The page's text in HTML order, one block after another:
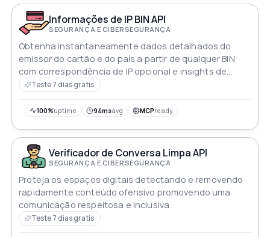
Informações de IP BIN API
SEGURANÇA E CIBERSEGURANÇA
Obtenha instantaneamente dados detalhados do
emissor do cartão e do país a partir de qualquer BIN
com correspondência de IP opcional e insights de
prevenção de fraude
Teste 7 dias gratis
100%uptime 94msavg MCPready
Verificador de Conversa Limpa API
SEGURANÇA E CIBERSEGURANÇA
Proteja os espaços digitais detectando e removendo
rapidamente conteúdo ofensivo promovendo uma
comunicação respeitosa e inclusiva
Teste 7 dias gratis